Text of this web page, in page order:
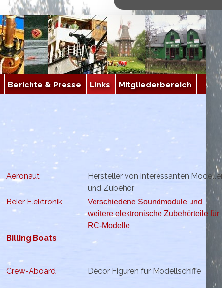
Berichte & Presse Links Mitgliederbereich
Aeronaut
Hersteller von interessanten
und Zubehör
Beier Elektronik
Verschiedene Soundmodule und
weitere elektronische Zubehörteile für
RC-Modelle
Billing Boats
Crew-Aboard Décor Figuren für Modellschiffe